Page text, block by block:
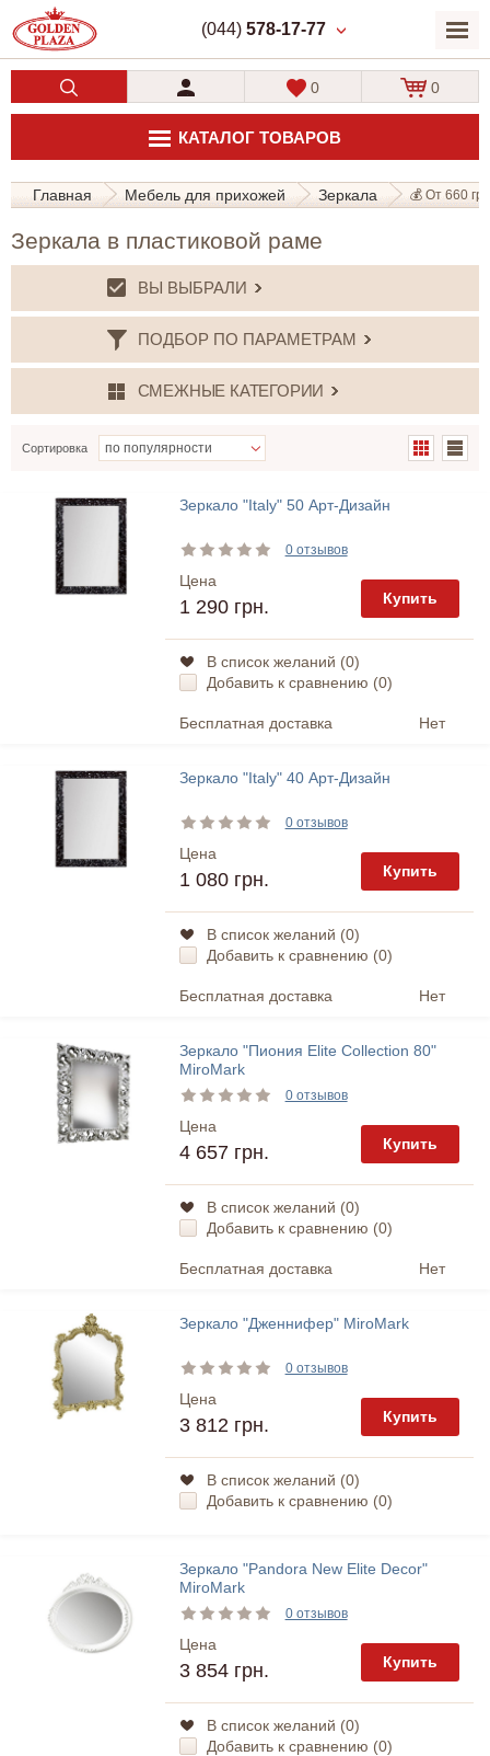
(044) 578-17-77
КАТАЛОГ ТОВАРОВ
0 0
Главная Мебель для прихожей Зеркала 💰 От 660
Зеркала в пластиковой раме
ВЫ ВЫБРАЛИ
ПОДБОР ПО ПАРАМЕТРАМ
СМЕЖНЫЕ КАТЕГОРИИ
Сортировка
Зеркало "Italy" 50 Арт-Дизайн
0 отзывов
Цена
1 290 грн. Купить
В список желаний (0)
Добавить к сравнению (0)
Бесплатная доставка Нет
Зеркало "Italy" 40 Арт-Дизайн
0 отзывов
Цена
1 080 грн. Купить
В список желаний (0)
Добавить к сравнению (0)
Бесплатная доставка Нет
Зеркало "Пиония Elite Collection 80"
MiroMark
0 отзывов
Цена
4 657 грн. Купить
В список желаний (0)
Добавить к сравнению (0)
Бесплатная доставка Нет
Зеркало "Дженнифер" MiroMark
0 отзывов
Цена
3 812 грн. Купить
В список желаний (0)
Добавить к сравнению (0)
Зеркало "Pandora New Elite Decor"
MiroMark
0 отзывов
Цена
3 854 грн. Купить
В список желаний (0)
Добавить к сравнению (0)